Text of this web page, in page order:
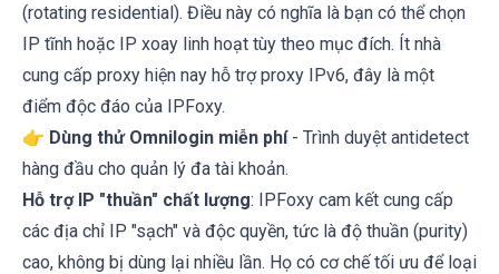
(rotating residential). Điều này có nghĩa là bạn có thể chọn
IP tĩnh hoặc IP xoay linh hoạt tùy theo mục đích. Ít nhà
cung cấp proxy hiện nay hỗ trợ proxy IPv6, đây là một
điểm độc đáo của IPFoxy.
👉 Dùng thử Omnilogin miễn phí- Trình duyệt antidetect
hàng đầu cho quản lý đa tài khoản.
Hỗ trợ IP "thuần" chất lượng: IPFoxy cam kết cung cấp
các địa chỉ IP "sạch" và độc quyền, tức là độ thuần (purity)
cao, không bị dùng lại nhiều lần. Họ có cơ chế tối ưu để loại